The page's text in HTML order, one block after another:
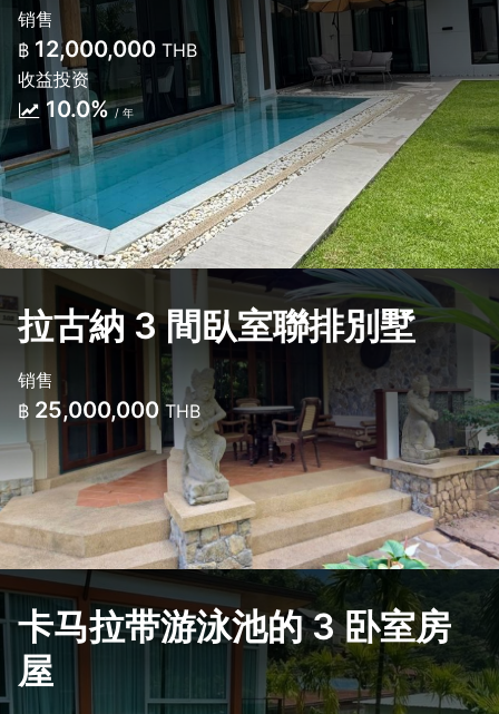
销售
฿ 12,000,000 THB
收益投资
10.0%/ 年
拉古納 3 間臥室聯排別墅
销售
฿ 25,000,000THB
卡马拉带游泳池的 3 卧室房
屋